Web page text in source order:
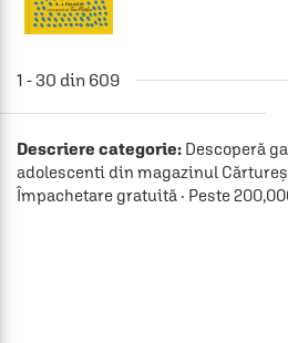
1 - 30 din 609
Descriere categorie: Descoperă
adolescenti din magazinul
Împachetare gratuită · Peste